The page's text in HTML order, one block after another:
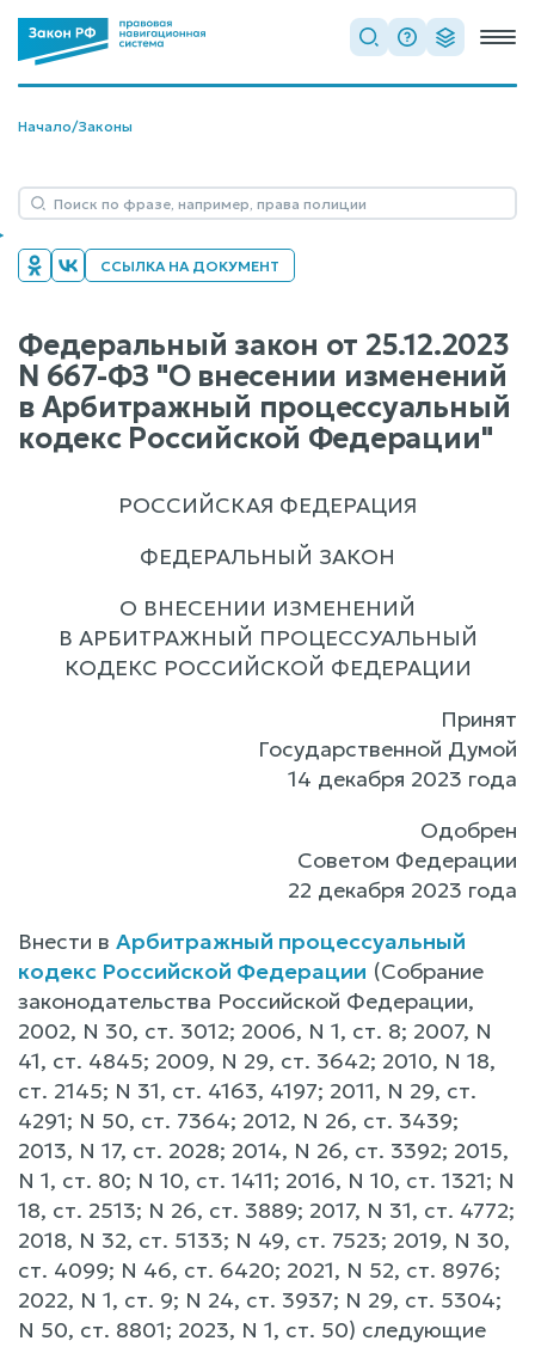
Начало/Законы
ССЫЛКА НА ДОКУМЕНТ
Федеральный закон от 25.12.2023
N 667-ФЗ "О внесении изменений
в Арбитражный процессуальный
кодекс Российской Федерации"
РОССИЙСКАЯ ФЕДЕРАЦИЯ
ФЕДЕРАЛЬНЫЙ ЗАКОН
О ВНЕСЕНИИ ИЗМЕНЕНИЙ
В АРБИТРАЖНЫЙ ПРОЦЕССУАЛЬНЫЙ
КОДЕКС РОССИЙСКОЙ ФЕДЕРАЦИИ
Принят
Государственной Думой
14 декабря 2023 года
Одобрен
Советом Федерации
22 декабря 2023 года
Внести в Арбитражный процессуальный
кодекс Российской Федерации (Собрание
законодательства Российской Федерации,
2002, N 30, ст. 3012; 2006, N 1, ст. 8; 2007, N
41, ст. 4845; 2009, N 29, ст. 3642; 2010, N 18,
ст. 2145; N 31, ст. 4163, 4197; 2011, N 29, ст.
4291; N 50, ст. 7364; 2012, N 26, ст. 3439;
2013, N 17, ст. 2028; 2014, N 26, ст. 3392; 2015,
N 1, ст. 80; N 10, ст. 1411; 2016, N 10, ст. 1321; N
18, ст. 2513; N 26, ст. 3889; 2017, N 31, ст. 4772;
2018, N 32, ст. 5133; N 49, ст. 7523; 2019, N 30,
ст. 4099; N 46, ст. 6420; 2021, N 52, ст. 8976;
2022, N 1, ст. 9; N 24, ст. 3937; N 29, ст. 5304;
N 50, ст. 8801; 2023, N 1, ст. 50) следующие